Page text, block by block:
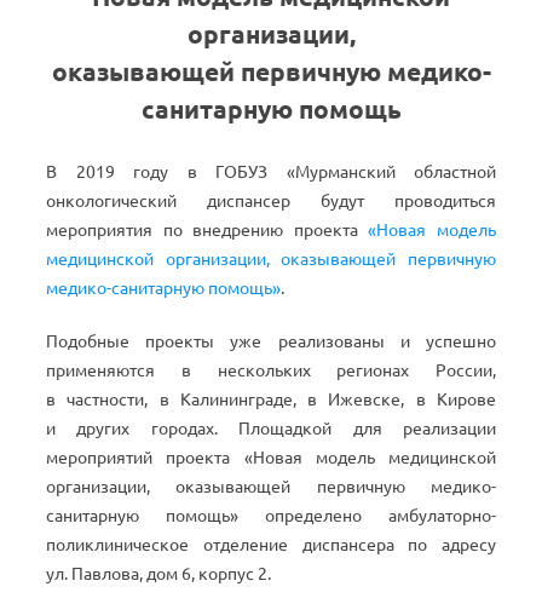
организации,
оказывающей первичную медико-
санитарнуюпомощь
В 2019 году в ГОБУЗ «Мурманский областной
онкологический диспансер будут проводиться
мероприятия по внедрению проекта«Новая модель
медицинской организации, оказывающей первичную
медико-санитарную помощь».
Подобные проекты уже реализованы и
успешно
применяются в
нескольких регионах России,
в частности, в Калининграде, в Ижевске, в
Кирове
и
других городах. Площадкой для реализации
мероприятий проекта «Новая модель медицинской
организации, оказывающей первичную медико-
санитарную помощь» определено амбулаторно-
поликлиническое отделение диспансера по
адресу
ул. Павлова, дом 6, корпус 2.